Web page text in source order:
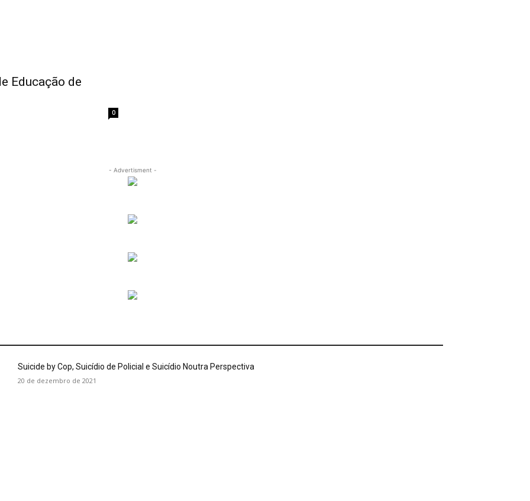
Educação de
0
- Advertisment -
Suicide by Cop, Suicídio de Policial e Suicídio Noutra Perspectiva
20 de dezembro de 2021